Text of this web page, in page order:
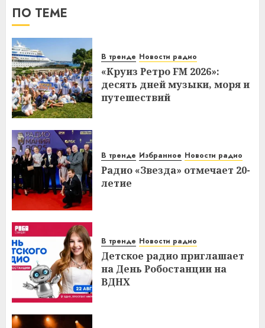
ПО ТЕМЕ
В тренде Новости радио
«Круиз Ретро FM 2026»:
десять дней музыки, моря и
путешествий
В тренде Избранное Новости радио
Радио «Звезда» отмечает 20-
летие
В тренде Новости радио
Детское радио приглашает
на День Робостанции на
ВДНХ